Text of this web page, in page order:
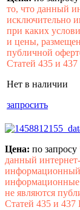
то, что данный
исключительно
при каких
и цены,
публичной
Статей 435 и
Нет в наличии
запросить
Цена: по запросу
данный
информационный
информационные
не являются
Статей 435 и 437